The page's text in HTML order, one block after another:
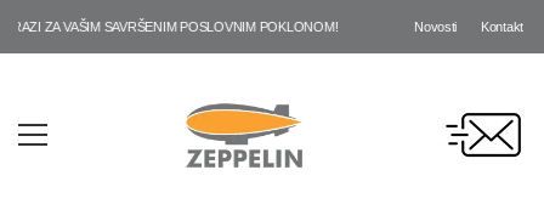
VAŠIM SAVRŠENIM POSLOVNIM POKLONOM! Novosti Kontakt